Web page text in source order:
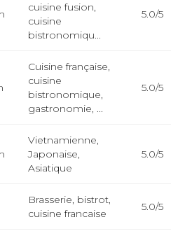
cuisine fusion,
cuisine
bistronomiqu...
5.0/5
Cuisine française,
cuisine
bistronomique,
gastronomie, ...
5.0/5
Vietnamienne,
Japonaise,
Asiatique
5.0/5
Brasserie, bistrot,
cuisine francaise
5.0/5